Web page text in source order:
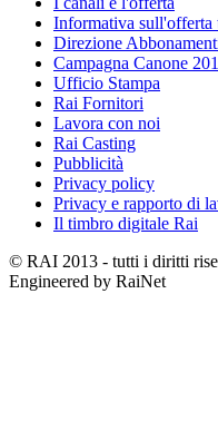
Informativa sull'offerta
Direzione
Campagna Canone
Ufficio Stampa
Rai Fornitori
Lavora con noi
Rai Casting
Pubblicità
Privacy policy
Privacy e rapporto di
Il timbro digitale Rai
© RAI 2013 - tutti i diritti
Engineered by RaiNet